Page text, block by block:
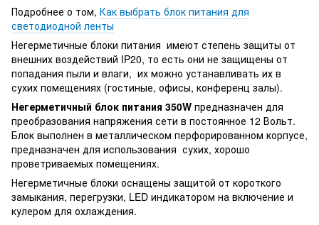
Подробнее о том, Как выбрать блок питания для
светодиодной ленты
Негерметичные блоки питания имеют степень защиты от
внешних воздействий IP20, то есть они не защищены от
попадания пыли и влаги, их можно устанавливать их в
сухих помещениях (гостиные, офисы, конференц залы).
Негерметичный блок питания 350W предназначен для
преобразования напряжения сети в постоянное 12 Вольт.
Блок выполнен в металлическом перфорированном корпусе,
предназначен для использования сухих, хорошо
проветриваемых помещениях.
Негерметичные блоки оснащены защитой от короткого
замыкания, перегрузки, LED индикатором на включение и
кулером для охлаждения.